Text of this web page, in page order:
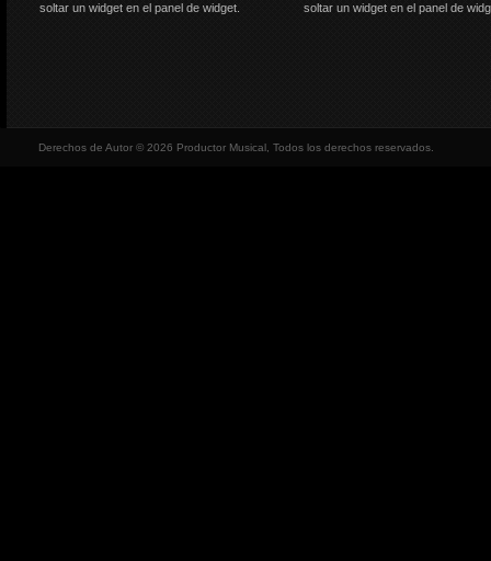
soltar un widget en el panel de widget.
soltar un widget en el panel de
Derechos de Autor © 2026 Productor Musical, Todos los derechos reservados.